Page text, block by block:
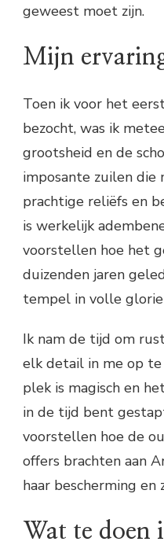
geweest moet zijn.
Mijn
Toen ik voor het
bezocht, was ik
grootsheid en de
imposante zuilen die
prachtige reliëfs en
is werkelijk
voorstellen hoe het
duizenden jaren
tempel in volle
Ik nam de tijd om
elk detail in me op te
plek is magisch en
in de tijd bent
voorstellen hoe de
offers brachten aan
haar bescherming en
Wat te doen